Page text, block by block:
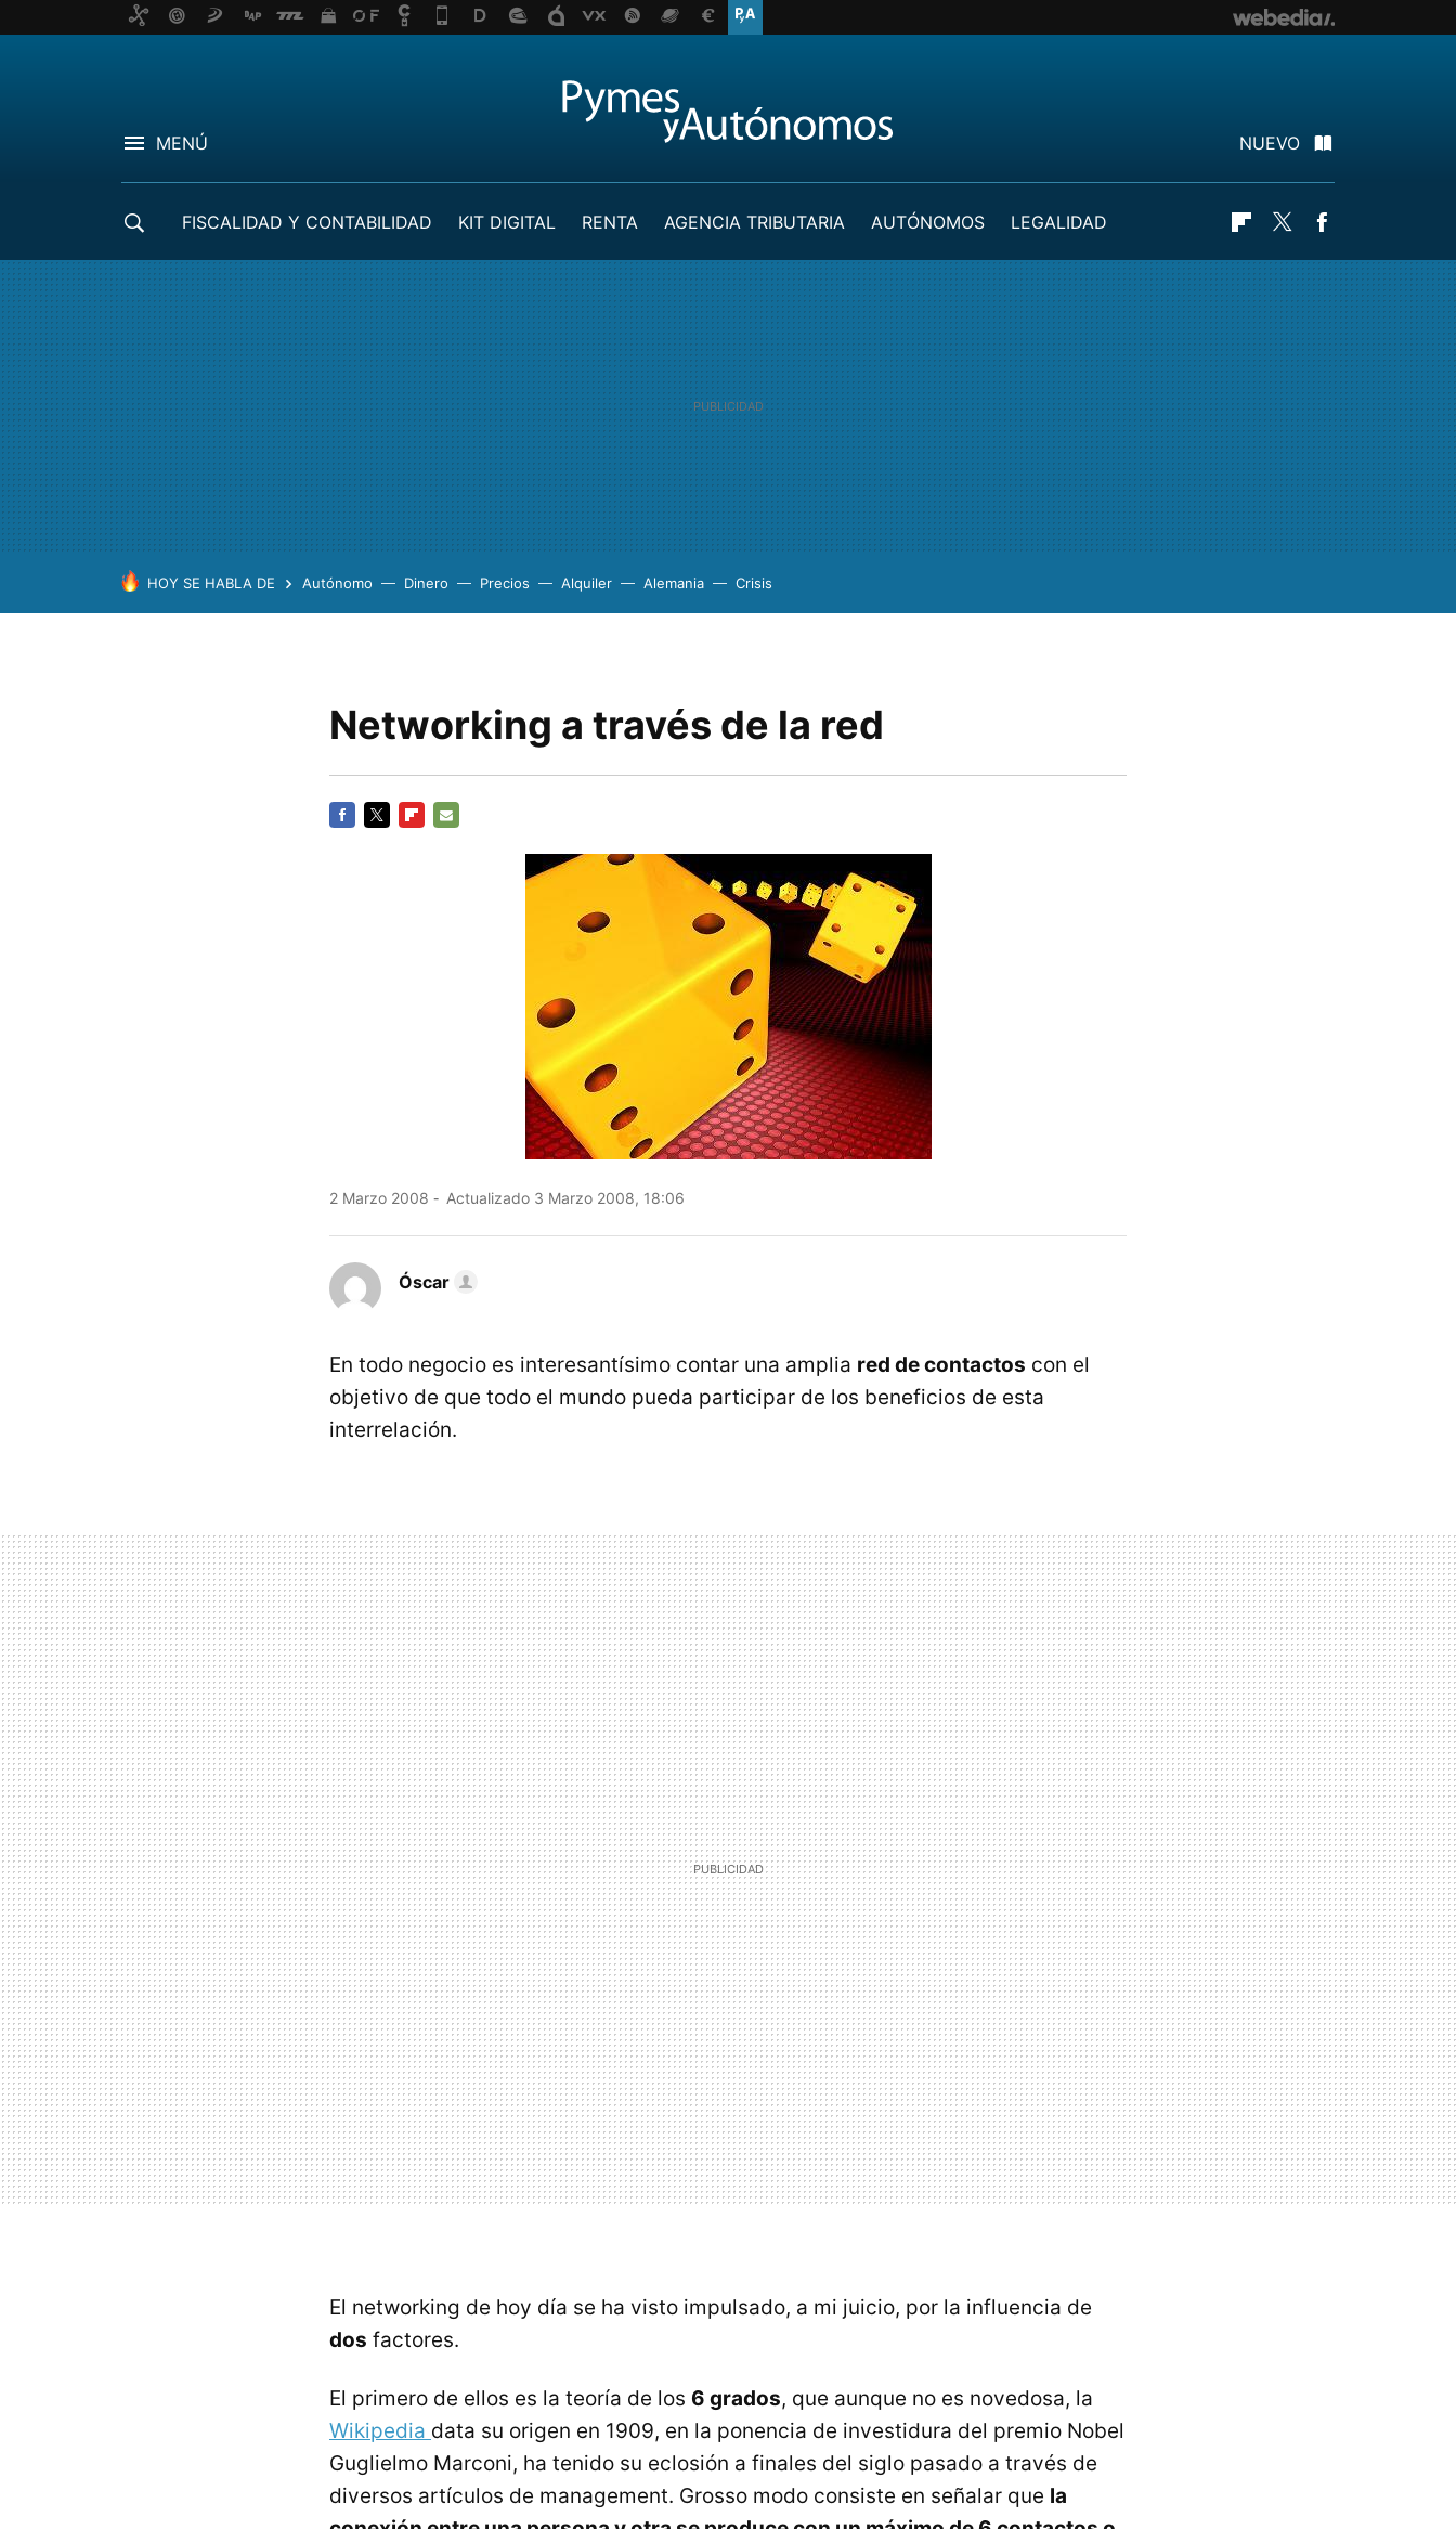
MENÚ NUEVO
FISCALIDAD Y CONTABILIDAD KIT DIGITAL RENTA AGENCIA TRIBUTARIA AUTÓNOMOS
LEGALIDAD
Flipboard
Twitter
HOY SE HABLA DE Autónomo Dinero Precios Alquiler Alemania Crisis
Networking a través de la red
2 Marzo 2008 Actualizado 3 Marzo 2008, 18:06
Óscar
En todo negocio es interesantísimo contar una amplia red de contactos con el
objetivo de que todo el mundo pueda participar de los beneficios de esta
interrelación.
El networking de hoy día se ha visto impulsado, a mi juicio, por la influencia de
dos factores.
El primero de ellos es la teoría de los 6 grados, que aunque no es novedosa, la
Wikipedia data su origen en 1909, en la ponencia de investidura del premio Nobel
Guglielmo Marconi, ha tenido su eclosión a finales del siglo pasado a través de
diversos artículos de management. Grosso modo consiste en señalar que la